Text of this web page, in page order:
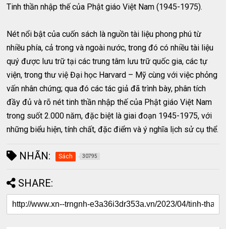
Tinh thần nhập thế của Phật giáo Việt Nam (1945-1975).
Nét nổi bật của cuốn sách là nguồn tài liệu phong phú từ
nhiều phía, cả trong và ngoài nước, trong đó có nhiều tài liệu
quý được lưu trữ tại các trung tâm lưu trữ quốc gia, các tự
viện, trong thư việ Đại học Harvard – Mỹ cùng với việc phỏng
vấn nhân chứng; qua đó các tác giả đã trình bày, phân tích
đầy đủ và rõ nét tinh thần nhập thế của Phật giáo Việt Nam
trong suốt 2.000 năm, đặc biệt là giai đoạn 1945-1975, với
những biểu hiện, tính chất, đặc điểm và ý nghĩa lịch sử cụ thể.
NHÃN: Sách 30795
SHARE: